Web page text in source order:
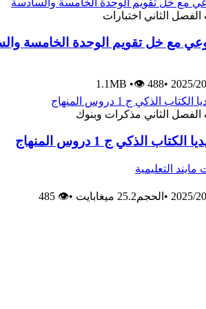
الفصل الثاني اختبارات
مع خل تقويم الوحدة الخامسة
2025/
•
1.1MB •👁 488
الفصل الثاني مذكرات وبنوك
الذكي ج 1 دروس المنهاج
التعليمية
2025/
• الحجم25.2 ميغابايت •
👁 485